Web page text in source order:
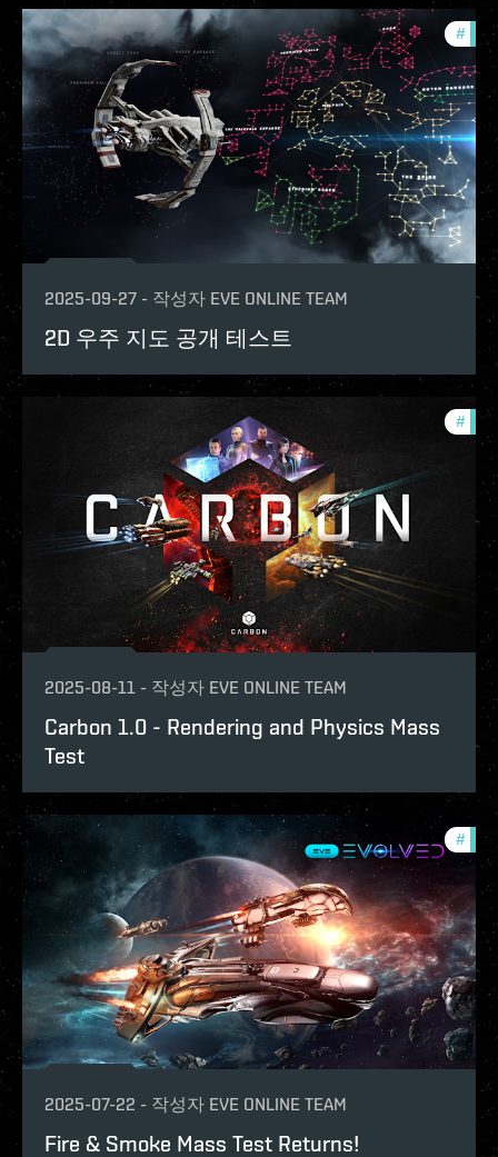
#
2025-09-27 - 작성자 EVE ONLINE TEAM
2D 우주 지도 공개 테스트
#
2025-08-11 - 작성자 EVE ONLINE TEAM
Carbon 1.0 - Rendering and Physics Mass
Test
#
2025-07-22 - 작성자 EVE ONLINE TEAM
Fire & Smoke Mass Test Returns!